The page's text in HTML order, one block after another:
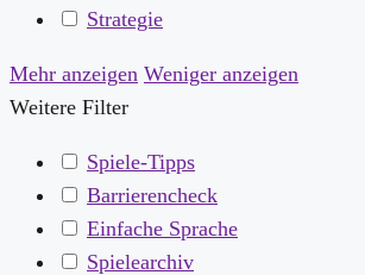
Strategie
Mehr anzeigen Weniger anzeigen
Weitere Filter
Spiele-Tipps
Barrierencheck
Einfache Sprache
Spielearchiv